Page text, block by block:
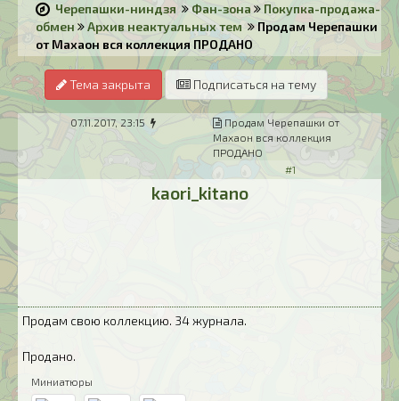
Черепашки-ниндзя Фан-зона
Покупка-продажа-
обмен
Архив неактуальных тем
Продам Черепашки
от Махаон вся коллекция ПРОДАНО
Тема закрыта Подписаться на тему
07.11.2017, 23:15
Продам Черепашки от
Махаон вся коллекция
ПРОДАНО
#1
kaori_kitano
Продам свою коллекцию. 34 журнала.
Продано.
Миниатюры